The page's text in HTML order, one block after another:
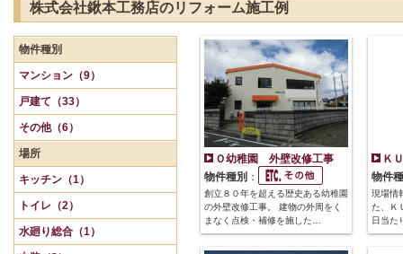
株式会社鍬本工務店のリフォーム施工例
物件種別
マンション（9）
戸建て（33）
その他（6）
場所
キッチン（1）
トイレ（2）
水廻り総合（1）
Ｏ幼稚園 外壁改修工事
物件種別 ：
創立８０年を超える歴史ある幼稚園
の外壁改修工事。 建物の外周をく
まなく点検・補修を施した…
Ｋ
物件
現場情
た、Ｋ
日当た